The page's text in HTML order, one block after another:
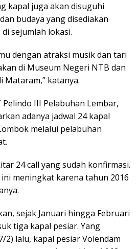
kapal juga akan disuguhi
budaya yang disediakan
sejumlah lokasi.
dengan atraksi musik dan tari
di Museum Negeri NTB dan
Mataram,” katanya.
III Pelabuhan Lembar,
adanya jadwal 24 kapal
melalui pelabuhan
24 call yang sudah konfirmasi.
meningkat karena tahun 2016
sejak Januari hingga Februari
tiga kapal pesiar. Yang
2) lalu, kapal pesiar Volendam